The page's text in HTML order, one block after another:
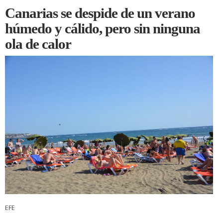
Canarias se despide de un verano
húmedo y cálido, pero sin ninguna
ola de calor
EFE